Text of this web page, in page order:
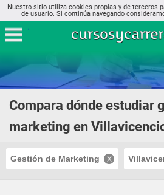
Nuestro sitio utiliza cookies propias y de terceros
de usuario. Si continúa navegando
Compara dónde estudiar
marketing en
Gestión de Marketing